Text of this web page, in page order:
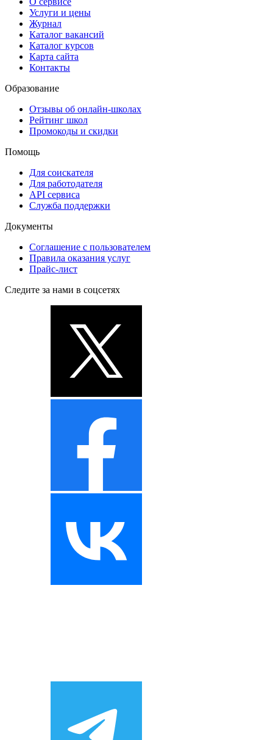
Услуги и цены
Журнал
Каталог вакансий
Каталог курсов
Карта сайта
Контакты
Образование
Отзывы об онлайн-школах
Рейтинг школ
Промокоды и скидки
Помощь
Для соискателя
Для работодателя
API сервиса
Служба поддержки
Документы
Соглашение с пользователем
Правила оказания услуг
Прайс-лист
Следите за нами в соцсетях